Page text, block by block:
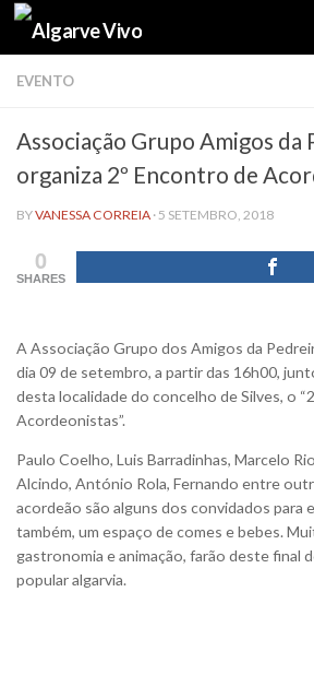
Skip to content
EVENTO
Associação Grupo Amigos da
organiza 2º Encontro de
BYVANESSA CORREIA · 5 SETEMBRO, 2018
0
SHARES
A Associação Grupo dos Amigos da
dia 09 de setembro, a partir das 16h00,
desta localidade do concelho de Silves, o
Acordeonistas”.
Paulo Coelho, Luis Barradinhas, Marcelo
Alcindo, António Rola, Fernando entre
acordeão são alguns dos convidados para
também, um espaço de comes e bebes.
gastronomia e animação, farão deste final
popular algarvia.